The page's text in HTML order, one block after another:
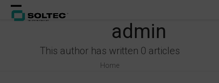
Skip
Open
Close
admin
This author has written 0 articles
Home